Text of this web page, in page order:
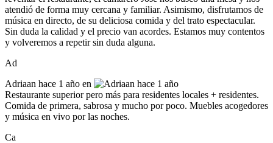
atendió de forma muy cercana y familiar. Asimismo, disfrutamos de
música en directo, de su deliciosa comida y del trato espectacular.
Sin duda la calidad y el precio van acordes. Estamos muy contentos
y volveremos a repetir sin duda alguna.
Ad
Adriaan hace 1 año en
Restaurante superior pero más para residentes locales + residentes.
Comida de primera, sabrosa y mucho por poco. Muebles acogedores
y música en vivo por las noches.
Ca